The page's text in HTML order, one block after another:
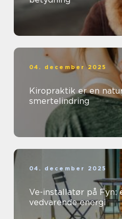
04. december 2025
Kiropraktik er en
smertelindring
04. december 2025
Ve-installatør på Fyn:
vedvarende energi